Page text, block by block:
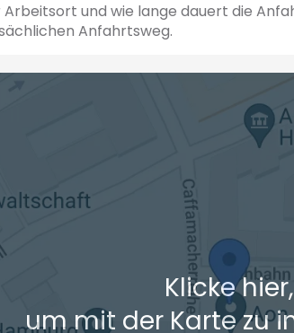
und wie lange dauert die
Anfahrtsweg.
auf den Verkehrsdaten eines typischen Dienstag
Klicke hier,
um mit der Karte zu